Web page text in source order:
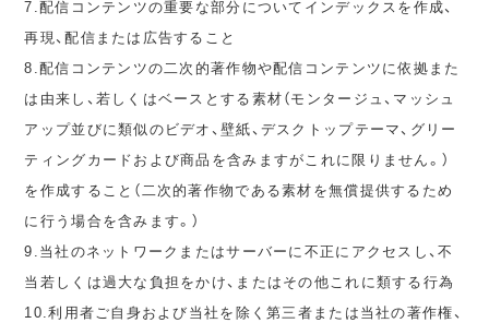
7.配信コンテンツの重要な部分についてインデックスを作成、
再現、配信または広告すること
8.配信コンテンツの二次的著作物や配信コンテンツに依拠また
は由来し、若しくはベースとする素材（モンタージュ、マッシュ
アップ並びに類似のビデオ、壁紙、デスクトップテーマ、グリー
ティングカードおよび商品を含みますがこれに限りません。）
を作成すること（二次的著作物である素材を無償提供するため
に行う場合を含みます。）
9.当社のネットワークまたはサーバーに不正にアクセスし、不
当若しくは過大な負担をかけ、またはその他これに類する行為
10.利用者ご自身および当社を除く第三者または当社の著作権、